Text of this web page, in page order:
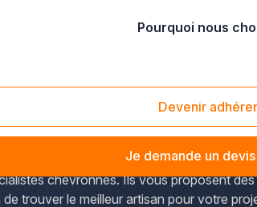
Pourquoi nous
Devenir
Je demande un
des constructeurs de piscines
chevronnés. Ils vous proposent
de trouver le meilleur artisan pour votre